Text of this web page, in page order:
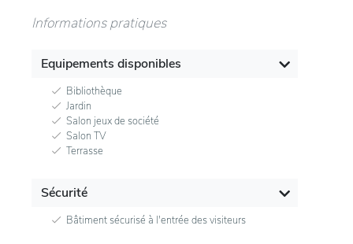
Informations pratiques
Equipements disponibles
Bibliothèque
Jardin
Salon jeux de société
Salon TV
Terrasse
Sécurité
Bâtiment sécurisé à l'entrée des visiteurs